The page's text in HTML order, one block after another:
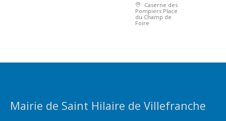
Caserne des
Pompiers Place
du Champ de
Foire
Mairie de Saint Hilaire de Villefranche